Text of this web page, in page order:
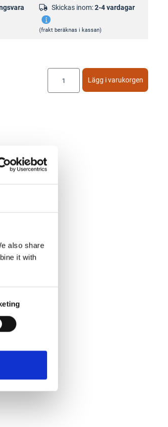
also share
it with
Skickas inom:2-4 vardagar
(frakt beräknas i kassan)
Lägg i varukorgen